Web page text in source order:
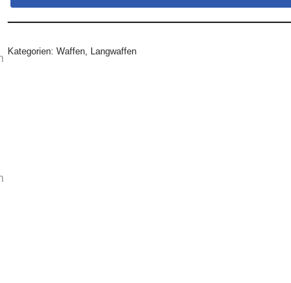
Kategorien:Waffen, Langwaffen